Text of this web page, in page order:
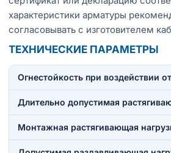
характеристики арматуры
согласовывать с изготовителем
ТЕХНИЧЕСКИЕ ПАРАМЕТРЫ
Огнестойкость при воздействии
Длительно допустимая
Монтажная растягивающая